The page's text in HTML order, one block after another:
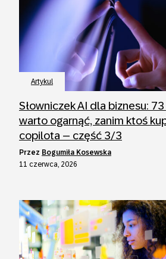
Artykul
Słowniczek AI dla biznesu:
warto ogarnąć, zanim ktoś
copilota – część 3/3
przez Bogumiła Kosewska
11 czerwca, 2026